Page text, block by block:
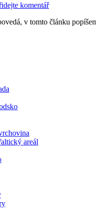
komentář
v tomto článku
areál